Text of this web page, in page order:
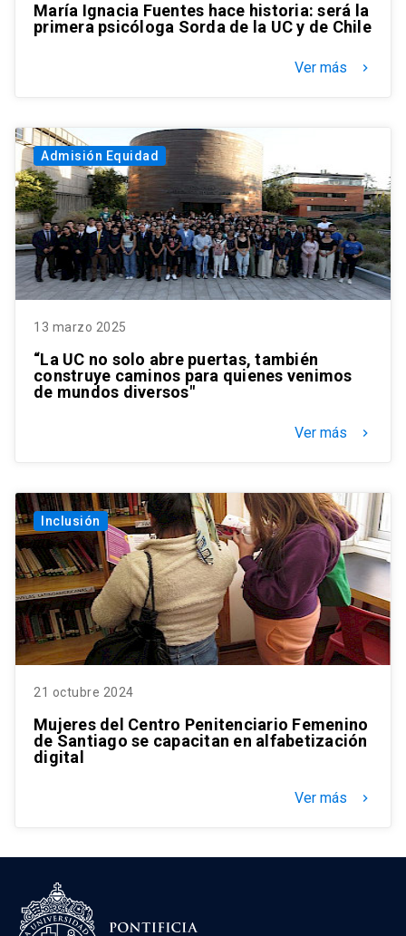
María Ignacia Fuentes hace historia: será la
primera psicóloga Sorda de la UC y de Chile
Ver más keyboard_arrow_right
Admisión Equidad
13 marzo 2025
“La UC no solo abre puertas, también
construye caminos para quienes venimos
de mundos diversos"
Ver más keyboard_arrow_right
Inclusión
21 octubre 2024
Mujeres del Centro Penitenciario Femenino
de Santiago se capacitan en alfabetización
digital
Ver más keyboard_arrow_right